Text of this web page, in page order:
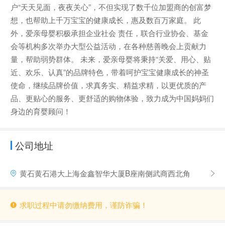
户“天天见面，夜夜关心”，不但实现了数千位加盟商的创富梦
想，也帮助上千万宝宝的健康成长，惠及数百万家庭。 此
外，爱亲母婴积极承担企业社会 责任，联合行业协会、基金
会等机构多次举办大型公益活动，在各种慈善晚会上贡献力
量，帮助弱势群体。 未来，爱亲母婴将秉持“关爱、用心、贴
近、欢乐、认真”的品牌特色，带着呵护宝宝健康成长的神圣
使命，继续品牌价值，求真务实、精益求精，以更优质的产
品、更贴心的服务、更舒适的购物体验，致力成为中国妈妈们
身边的育婴顾问！
公司地址
黄石黄石港大上海金鑫智华大厦B座南侧武商西北角
求职过程中请勿缴纳费用，谨防诈骗！